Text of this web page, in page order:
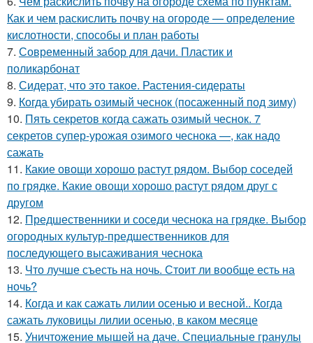
Как и чем раскислить почву на огороде — определение
кислотности, способы и план работы
7. Современный забор для дачи. Пластик и
поликарбонат
8. Сидерат, что это такое. Растения-сидераты
9. Когда убирать озимый чеснок (посаженный под зиму)
10. Пять секретов когда сажать озимый чеснок. 7
секретов супер-урожая озимого чеснока —, как надо
сажать
11. Какие овощи хорошо растут рядом. Выбор соседей
по грядке. Какие овощи хорошо растут рядом друг с
другом
12. Предшественники и соседи чеснока на грядке. Выбор
огородных культур-предшественников для
последующего высаживания чеснока
13. Что лучше съесть на ночь. Стоит ли вообще есть на
ночь?
14. Когда и как сажать лилии осенью и весной.. Когда
сажать луковицы лилии осенью, в каком месяце
15. Уничтожение мышей на даче. Специальные гранулы